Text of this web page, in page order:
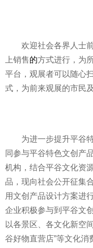
欢迎社会各界人士
上销售的方式进行，为
平台，观展者可以随心
式，为前来观展的市民
为进一步提升平谷
同参与平谷特色文创产
机构，结合平谷文化资
品，现向社会公开征集
用文创产品设计方案进
企业积极参与到 平谷文
以各景区、各文化新空
谷好物直营店”等文化消